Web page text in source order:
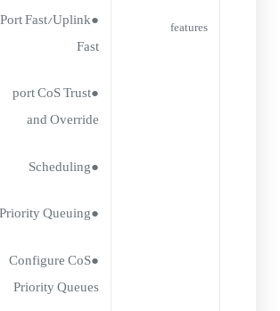
features
●Port Fast/Uplink
Fast
●port CoS Trust
and Override
●Scheduling
●Priority Queuing
●Configure CoS
Priority Queues